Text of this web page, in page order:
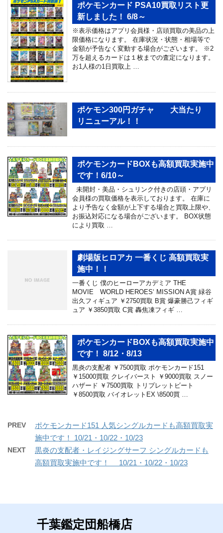
ポケモンカード PSA10買取リスト更
新しました！ 6/8～
※表示価格はアプリ会員様・店頭買取の美品の上
限価格になります。 在庫状況・状態・相場等で
金額が予告なく変動する場合がございます。 ※2
万を超えるカードは１枚までの査定になります。
お1人様の1日買取上 …
ポケモン300円ガチャ 大当たり
リニューアル！！
ポケモンカードBOXも高額買取実施中
です！6/10～
未開封・美品・シュリンク付きの店頭・アプリ
会員様の買取価格を表示しております。 在庫に
より予告なく金額が上下する場合と買取上限や、
お振込対応になる場合がございます。 BOX状態
により買取 …
劇場版ヒロアカ 一番くじ 高額買取実
施中！！
一番くじ 僕のヒーローアカデミア THE
MOVIE WORLD HEROES‘ MISSION A賞 緑谷
出久フィギュア ￥2750買取 B賞 爆豪勝己フィギ
ュア ￥3850買取 C賞 轟焦凍フィギ …
ポケモンカードBOXも高額買取実施中
です！ 8/12・8/13
黒炎の支配者 ￥7500買取 ポケモンカード151
￥15000買取 クレイバースト ￥9000買取 スノー
ハザード ￥7500買取 トリプレットビート
￥8500買取 バイオレットEX \8500買 …
PREV
ポケモンカード151 人気シングルカードも高額買取実
施中です！ 10/21・10/22・10/23
NEXT
黒炎の支配者・レイジングサーフ シングルカードも
高額買取実施中です！ 10/21・10/22・10/23
千葉鑑定団船橋店